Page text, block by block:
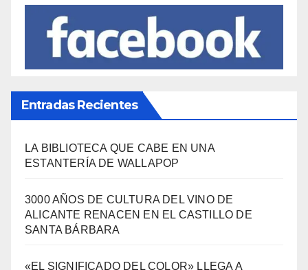
Entradas Recientes
LA BIBLIOTECA QUE CABE EN UNA
ESTANTERÍA DE WALLAPOP
3000 AÑOS DE CULTURA DEL VINO DE
ALICANTE RENACEN EN EL CASTILLO DE
SANTA BÁRBARA
«EL SIGNIFICADO DEL COLOR» LLEGA A